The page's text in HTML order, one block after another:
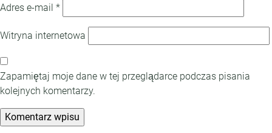
Adres e-mail *
Witryna internetowa
Zapamiętaj moje dane w tej przeglądarce podczas pisania
kolejnych komentarzy.